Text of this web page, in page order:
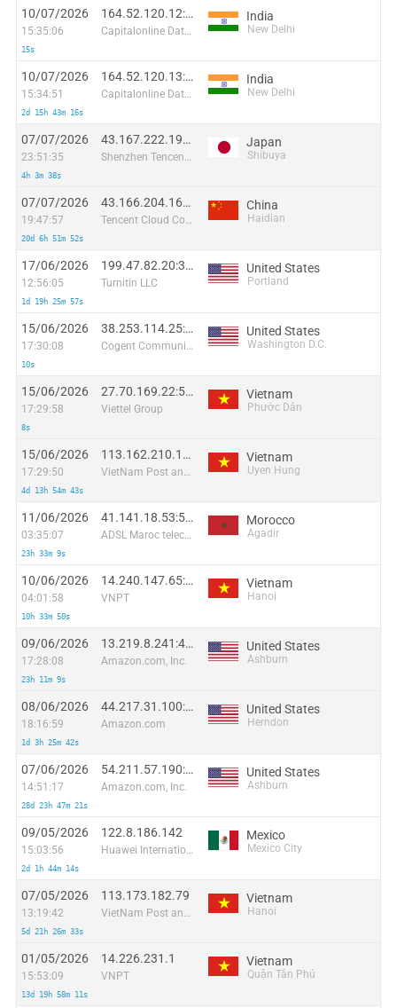
10/07/2026
15:35:06
15s
164.52.120.12:62634
Capitalonline Data Service (HK) Co
India
New Delhi
10/07/2026
15:34:51
2d 15h 43m 16s
164.52.120.13:11329
Capitalonline Data Service (HK) Co
India
New Delhi
07/07/2026
23:51:35
4h 3m 38s
43.167.222.199:34275
Shenzhen Tencent Computer Systems Company Limited
Japan
Shibuya
07/07/2026
19:47:57
20d 6h 51m 52s
43.166.204.160:44501
Tencent Cloud Computing (Beijing) Co
China
Haidian
17/06/2026
12:56:05
1d 19h 25m 57s
199.47.82.20:33830
Turnitin LLC
United States
Portland
15/06/2026
17:30:08
10s
38.253.114.25:59540
Cogent Communications
United States
Washington D.C.
15/06/2026
17:29:58
8s
27.70.169.22:55952
Viettel Group
Vietnam
Phước Dân
15/06/2026
17:29:50
4d 13h 54m 43s
113.162.210.187:45036
VietNam Post and Telecom Corporation
Vietnam
Uyen Hung
11/06/2026
03:35:07
23h 33m 9s
41.141.18.53:56532
ADSL Maroc telecom
Morocco
Agadir
10/06/2026
04:01:58
10h 33m 50s
14.240.147.65:60443
VNPT
Vietnam
Hanoi
09/06/2026
17:28:08
23h 11m 9s
13.219.8.241:48103
Amazon.com, Inc.
United States
Ashburn
08/06/2026
18:16:59
1d 3h 25m 42s
44.217.31.100:56555
Amazon.com
United States
Herndon
07/06/2026
14:51:17
28d 23h 47m 21s
54.211.57.190:36000
Amazon.com, Inc.
United States
Ashburn
09/05/2026
15:03:56
2d 1h 44m 14s
122.8.186.142
Huawei International Pte. Ltd.
Mexico
Mexico City
07/05/2026
13:19:42
5d 21h 26m 33s
113.173.182.79
VietNam Post and Telecom Corporation
Vietnam
Hanoi
01/05/2026
15:53:09
13d 19h 58m 11s
14.226.231.1
VNPT
Vietnam
Quận Tân Phú